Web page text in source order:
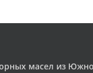
масел из